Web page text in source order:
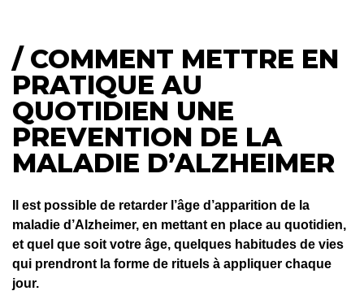
/ COMMENT METTRE EN
PRATIQUE AU
QUOTIDIEN UNE
PREVENTION DE LA
MALADIE D’ALZHEIMER
Il est possible de retarder l’âge d’apparition de la
maladie d’Alzheimer, en mettant en place au quotidien,
et quel que soit votre âge, quelques habitudes de vies
qui prendront la forme de rituels à appliquer chaque
jour.